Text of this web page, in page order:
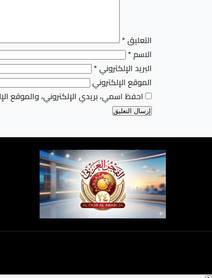
التعليق*
الاسم*
البريد الإلكتروني*
الموقع الإلكتروني
احفظ اسمي، بريدي الإلكتروني، والموقع